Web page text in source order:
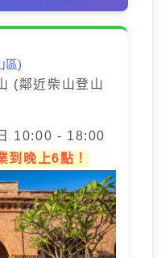
區)
(鄰近柴山登山
10:00 - 18:00
到晚上6點！